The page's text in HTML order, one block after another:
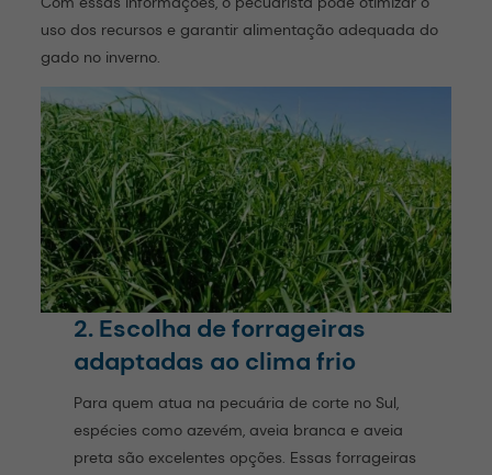
uso dos recursos e garantir alimentação adequada do
gado no inverno.
2. Escolha de forrageiras
adaptadas ao clima frio
Para quem atua na pecuária de corte no Sul,
espécies como azevém, aveia branca e aveia
preta são excelentes opções. Essas forrageiras